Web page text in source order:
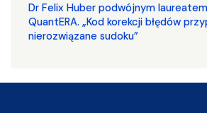
Dr Felix Huber podwójnym
QuantERA. „Kod korekcji błędów
nierozwiązane sudoku”